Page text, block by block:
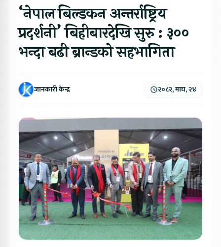
‘नेपाल बिल्डकन अन्तर्राष्ट्रिय
प्रदर्शनी’ बिहीबारदेखि सुरु : ३००
भन्दा बढी ब्रान्डको सहभागिता
जानकारी केन्द्र २०८२, माघ, २४